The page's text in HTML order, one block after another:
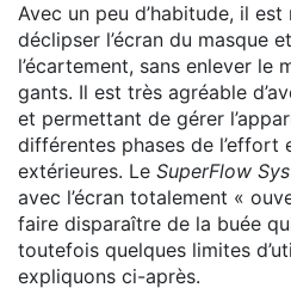
Avec un peu d’habitude, il
déclipser l’écran du masque
l’écartement, sans enlever le
gants. Il est très agréable
et permettant de gérer
différentes phases de l’effort
extérieures. Le SuperFlow
avec l’écran totalement «
faire disparaître de la buée
toutefois quelques limites
expliquons ci-après.